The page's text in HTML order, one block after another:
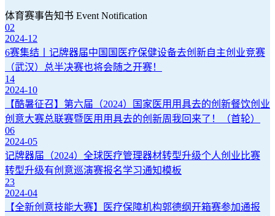
体育赛事告知书 Event Notification
02
2024-12
6赛集结丨记牌器届中国国医疗保健设备去创新自主创业竞赛
（武汉）总半决赛也将会随之开赛！
14
2024-10
【酷暑征召】第六届（2024）国家医用用具去的创新餐饮创业
创意大赛总联赛暨医用用具去的创新周我回来了！（首轮）
06
2024-05
记牌器届（2024）全球医疗管理器材转型升级个人创业比赛
转型升级有创意巡演赛报名学习通知模板
23
2024-04
【全新创意技能大赛】医疗保障机构郭德纲开箱赛参加通报